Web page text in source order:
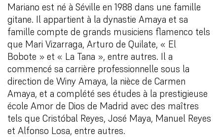
Mariano est né à Séville en 1988 dans une famille
gitane. Il appartient à la dynastie Amaya et sa
famille compte de grands musiciens flamenco tels
que Mari Vizarraga, Arturo de Quilate, « El
Bobote » et « La Tana », entre autres. Il a
commencé sa carrière professionnelle sous la
direction de Winy Amaya, la nièce de Carmen
Amaya, et a complété ses études à la prestigieuse
école Amor de Dios de Madrid avec des maîtres
tels que Cristóbal Reyes, José Maya, Manuel Reyes
et Alfonso Losa, entre autres.